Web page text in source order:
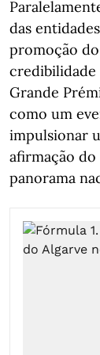
das
promoção
credibilidade
Grande
como um
impulsionar
afirmação
panorama